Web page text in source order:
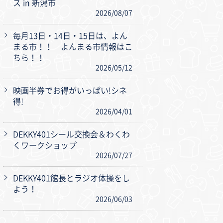
ス in 新潟市
2026/08/07
毎月13日・14日・15日は、よん
まる市！！ よんまる市情報はこ
ちら！！
2026/05/12
映画半券でお得がいっぱい!シネ
得!
2026/04/01
DEKKY401シール交換会＆わくわ
くワークショップ
2026/07/27
DEKKY401館長とラジオ体操をし
よう！
2026/06/03